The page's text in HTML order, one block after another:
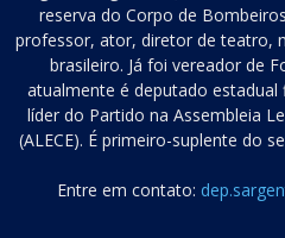
reserva do Corpo de
professor, ator, diretor de teatro,
brasileiro. Já foi vereador de
atualmente é deputado estadual
líder do Partido na Assembleia
(ALECE). É primeiro-suplente do
Entre em contato: